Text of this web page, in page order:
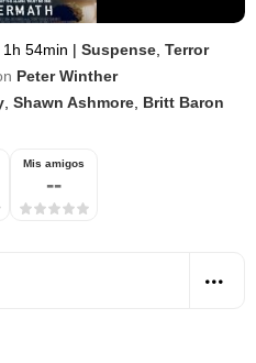
1h 54min | Suspense Terror
Peter Winther
Shawn Ashmore Britt Baron
Mis amigos
--